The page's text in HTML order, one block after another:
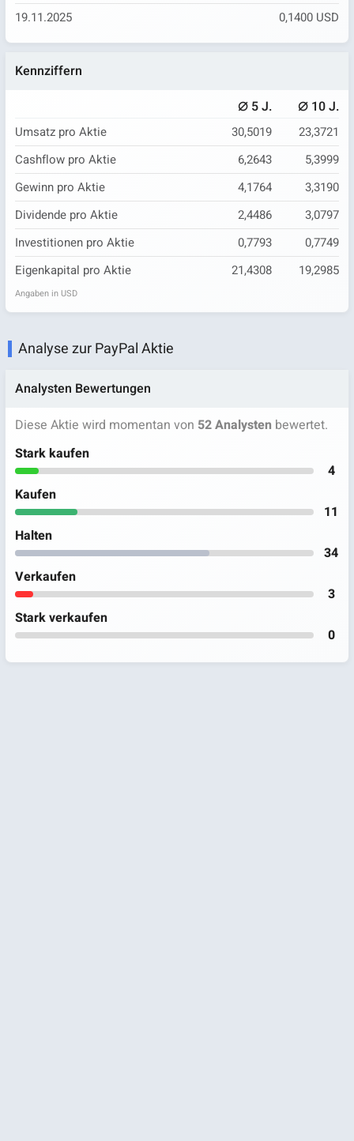
19.11.2025
0,1400 USD
Kennziffern
⌀ 5 J. ⌀ 10 J.
Umsatz pro Aktie 30,5019
23,3721
Cashflow pro Aktie
6,2643
5,3999
Gewinn pro Aktie
4,1764
3,3190
Dividende pro Aktie
2,4486
3,0797
Investitionen pro Aktie
0,7793
0,7749
Eigenkapital pro Aktie
21,4308 19,2985
Angaben in USD
Analyse zur PayPal Aktie
Analysten Bewertungen
Diese Aktie wird momentan von 52 Analysten bewertet.
Stark kaufen
4
Kaufen
11
Halten
34
Verkaufen
3
Stark verkaufen
0